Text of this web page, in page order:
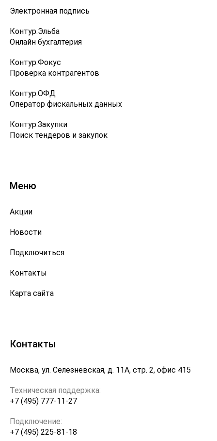
Электронная подпись
Контур.Эльба
Онлайн бухгалтерия
Контур.Фокус
Проверка контрагентов
Контур.ОФД
Оператор фискальных данных
Контур.Закупки
Поиск тендеров и закупок
Меню
Акции
Новости
Подключиться
Контакты
Карта сайта
Контакты
Москва, ул. Селезневская, д. 11А, стр. 2, офис 415
Техническая поддержка:
+7 (495) 777-11-27
Подключение:
+7 (495) 225-81-18